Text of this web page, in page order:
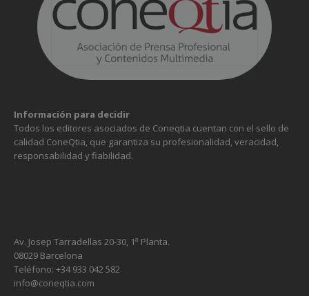
Información para decidir
Todos los editores asociados de Coneqtia cuentan con el sello de
calidad ConeQtia, que garantiza su profesionalidad, veracidad,
responsabilidad y fiabilidad.
Av. Josep Tarradellas 20-30, 1ª Planta.
08029 Barcelona
Teléfono: +34 933 042 582
info@coneqtia.com